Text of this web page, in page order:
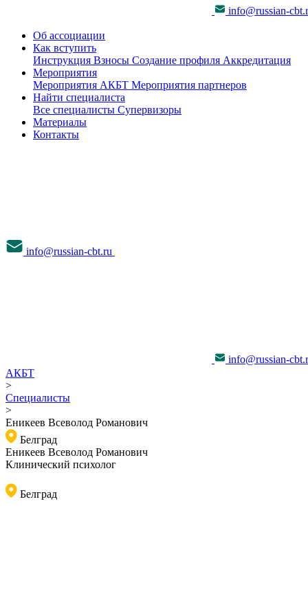
info@russian-
Об ассоциации
Как вступить
Инструкция Взносы Создание профиля Аккредитация
Мероприятия
Мероприятия АКБТ Мероприятия партнеров
Найти специалиста
Все специалисты Супервизоры
Материалы
Контакты
info@russian-cbt.ru
info@russian-
АКБТ
>
Специалисты
>
Еникеев Всеволод Романович
Белград
Еникеев Всеволод Романович
Клинический психолог
Белград